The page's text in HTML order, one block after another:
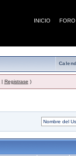
INICIO FORO
| Registrase )